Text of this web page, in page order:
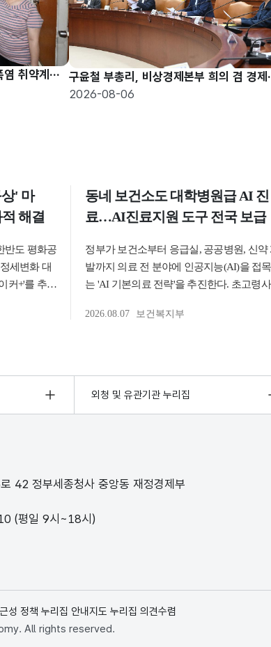
구윤철 부총리, 창신동 쪽방촌 폭염 취약계층 현장방문
2026-08-06
외청 및 유관기관 누리집
42 정부세종청사 중앙동 재정경제부
(평일 9시~18시)
성 정책 누리집 안내지도 누리집 의견수렴
All rights reserved.